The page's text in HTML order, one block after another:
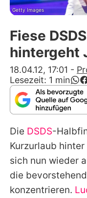
Alle
Getty Images
Fiese
hintergeht
18.04.12, 17:01 -
Lesezeit: 1 min
Die DSDS-
Kurzurlaub
sich nun wieder
die
konzentrieren.